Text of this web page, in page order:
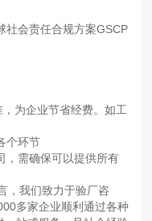
会责任合规方案GSCP
为企业节省经费。如工
个环节
需确保可以提供所有
我们致力于验厂咨
多家企业顺利通过各种